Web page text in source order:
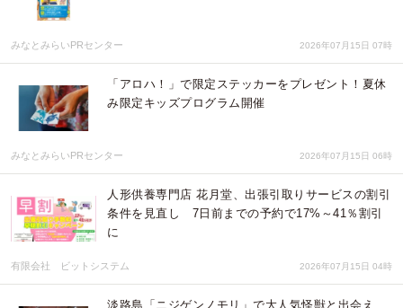
みなとみらいPRセンター 2026年07月15日 07時
「アロハ！」で限定ステッカーをプレゼント！夏休
み限定キッズプログラム開催
みなとみらいPRセンター 2026年07月15日 06時
人形供養専門店 花月堂、出張引取りサービスの割引
条件を見直し 7日前までの予約で17%～41％割引
に
有限会社 ビットシステム 2026年07月15日 04時
淡路島「ニジゲンノモリ」で大人気怪獣と出会え